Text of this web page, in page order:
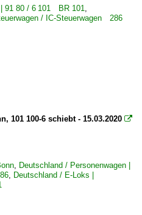
(Lehrter Bahnhof) ·BL·
| 91 80 / 6 101 BR 101,
/ IC-Steuerwagen 286
101 100-6 schiebt - 15.03.2020 
, Deutschland / Personenwagen |
, Deutschland / E-Loks |